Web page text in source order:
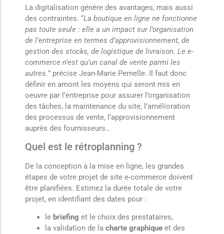
La digitalisation génère des avantages, mais aussi
des contraintes. “La boutique en ligne ne fonctionne
pas toute seule : elle a un impact sur l’organisation
de l’entreprise en termes d’approvisionnement, de
gestion des stocks, de logistique de livraison. Le e-
commerce n’est qu’un canal de vente parmi les
autres.” précise Jean-Marie Pernelle. Il faut donc
définir en amont les moyens qui seront mis en
oeuvre par l’entreprise pour assurer l’organisation
des tâches, la maintenance du site, l’amélioration
des processus de vente, l’approvisionnement
auprès des fournisseurs…
Quel est le rétroplanning ?
De la conception à la mise en ligne, les grandes
étapes de votre projet de site e-commerce doivent
être planifiées. Estimez la durée totale de votre
projet, en identifiant des dates pour :
le briefing et le choix des prestataires,
la validation de la charte graphique et des